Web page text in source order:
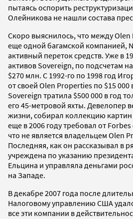
пытаясь оспорить
Олейникова не нашли состава
Скоро выяснилось, что между
еще одной багамской компанией,
активный переток средств. Уже в
активов Sovereign, по подсчетам
$270 млн. С 1992-го по 1998 год
от своей Olen Properties по $15 000
Sovereign тратила $500 000 в год
его 45-метровой яхты. Девелопер
жизни, собирал коллекцию картин
еще в 2006 году требовал от
что не является владельцем Olen
Последняя, как он рассказывал в
учреждена по указанию
Ельцина и управляла деньгами
на Западе.
В декабре 2007 года после
Налоговому управлению США
все эти компании в